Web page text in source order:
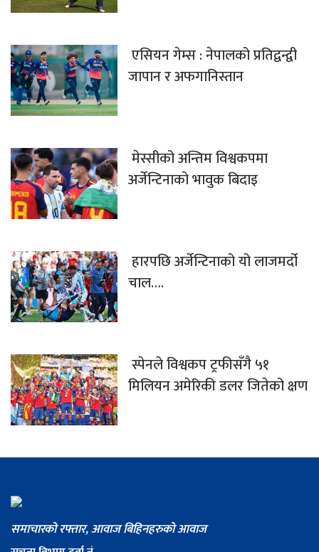
एसियन गेम्स : नेपालको प्रतिद्वन्द्वी
जापान र अफगानिस्तान
मेस्सीको अन्तिम विश्वकपमा
अर्जेन्टिनाको भावुक बिदाइ
हारपछि अर्जेन्टिनाको यो लाजमर्दो
चाल….
स्पेनले विश्वकप ट्रफीसँगै ५१
मिलियन अमेरिकी डलर जितेको क्षण
समाचारको रफ्तार, आवाज बिहिनहरुको आवाज